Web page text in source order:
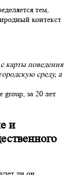
тем,
контекст
карты поведения
среду, а
за 20 лет
и